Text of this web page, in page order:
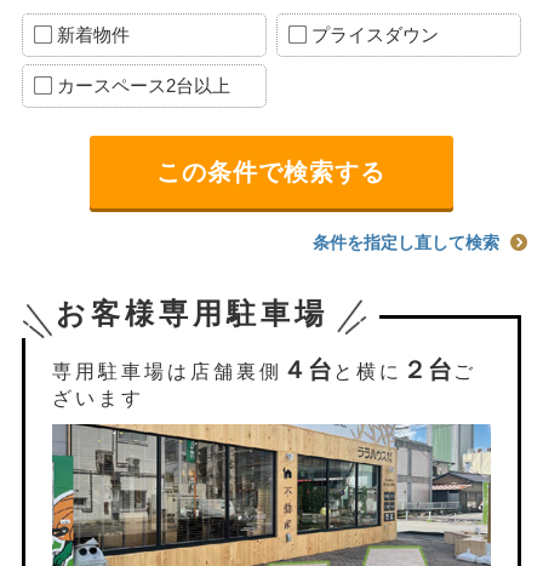
新着物件 プライスダウン
カースペース2台以上
条件を指定し直して検索
お客様専用駐車場
専用駐車場は店舗裏側 ４台 と横に ２台 ご
ざいます